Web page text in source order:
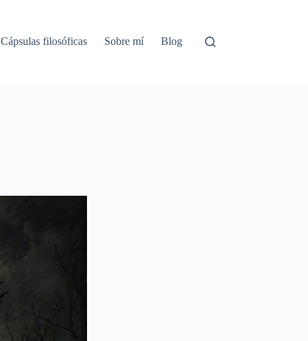
Cápsulas filosóficas Sobre mí Blog